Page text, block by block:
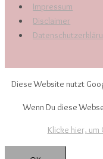
Impressum
Disclaimer
Diese Website nutzt
Wenn Du diese
Klicke hier, um